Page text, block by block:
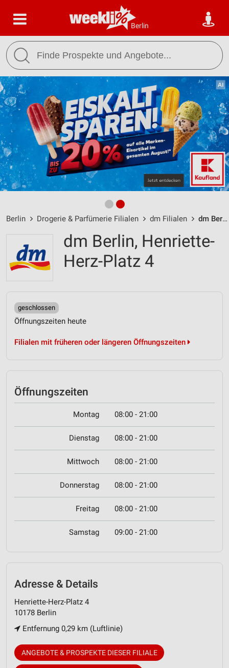
Berlin
Berlin Drogerie & Parfümerie Filialen dm Filialen dm Berlin / Henriette-Herz-Platz 4 - Öffnungszeiten & Adresse
dm Berlin, Henriette-
Herz-Platz 4
geschlossen
Öffnungszeiten heute
Filialen mit früheren oder längeren Öffnungszeiten
Öffnungszeiten
Montag 08:00 - 21:00
Dienstag 08:00 - 21:00
Mittwoch 08:00 - 21:00
Donnerstag 08:00 - 21:00
Freitag 08:00 - 21:00
Samstag 09:00 - 21:00
Adresse & Details
Henriette-Herz-Platz 4
10178 Berlin
Entfernung 0,29 km (Luftlinie)
ANGEBOTE & PROSPEKTE DIESER FILIALE